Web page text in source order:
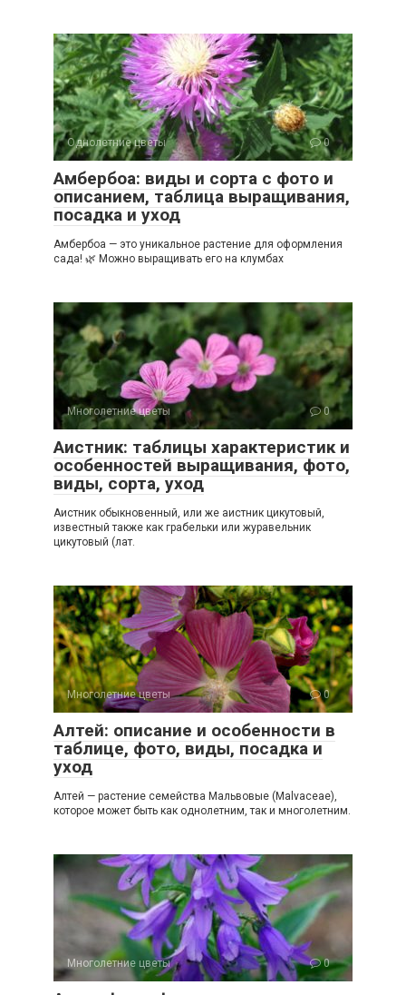
Однолетние цветы 0
Амбербоа: виды и сорта с фото и
описанием, таблица выращивания,
посадка и уход
Амбербоа — это уникальное растение для оформления
сада! 🌿 Можно выращивать его на клумбах
Многолетние цветы 0
Аистник: таблицы характеристик и
особенностей выращивания, фото,
виды, сорта, уход
Аистник обыкновенный, или же аистник цикутовый,
известный также как грабельки или журавельник
цикутовый (лат.
Многолетние цветы 0
Алтей: описание и особенности в
таблице, фото, виды, посадка и
уход
Алтей — растение семейства Мальвовые (Malvaceae),
которое может быть как однолетним, так и многолетним.
Многолетние цветы 0